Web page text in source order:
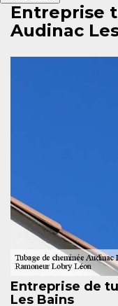
Entreprise
Audinac
Entreprise de
Les Bains